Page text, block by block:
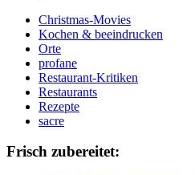
Christmas-Movies
Kochen & beeindrucken
Orte
profane
Restaurant-Kritiken
Restaurants
Rezepte
sacre
Frisch zubereitet: